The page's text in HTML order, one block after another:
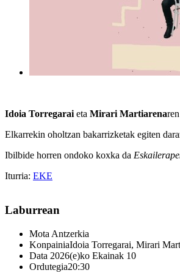
Idoia Torregarai eta Mirari Martiarena
Elkarrekin oholtzan bakarrizketak egiten
Ibilbide horren ondoko koxka da
Iturria: EKE
Laburrean
Mota Antzerkia
KonpainiaIdoia Torregarai, Mirari
Data 2026(e)ko Ekainak 10
Ordutegia20:30